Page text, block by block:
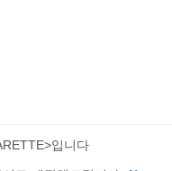
입니다